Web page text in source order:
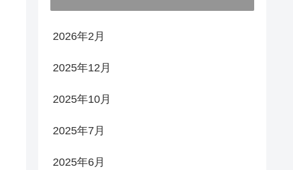
2026年2月
2025年12月
2025年10月
2025年7月
2025年6月